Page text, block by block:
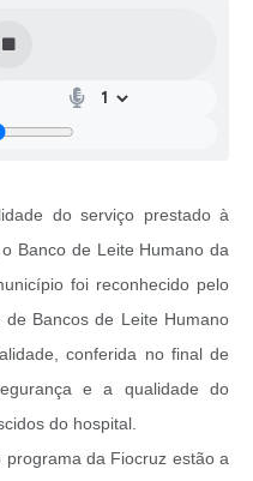
do serviço prestado à
Banco de Leite Humano da
foi reconhecido pelo
Bancos de Leite Humano
conferida no final de
e a qualidade do
do hospital.
da Fiocruz estão a